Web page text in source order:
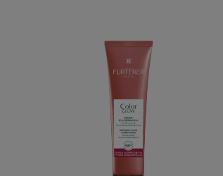
reparadora
brillo